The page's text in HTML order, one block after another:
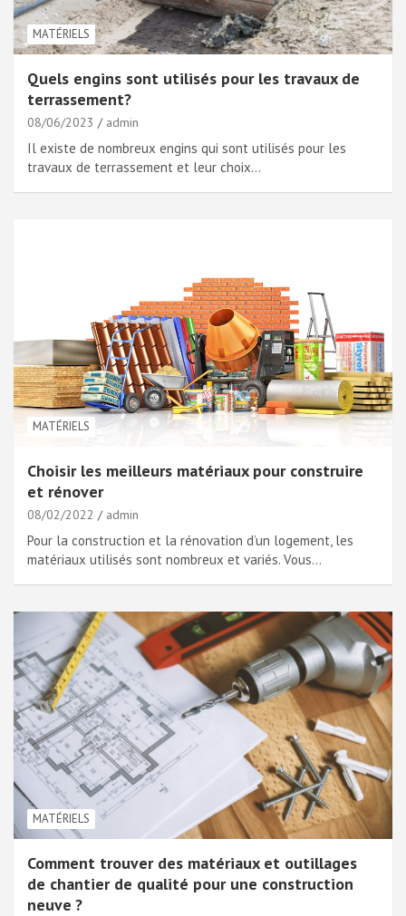
MATÉRIELS
Quels engins sont utilisés pour les travaux de
terrassement?
08/06/2023 admin
Il existe de nombreux engins qui sont utilisés pour les
travaux de terrassement et leur choix…
MATÉRIELS
Choisir les meilleurs matériaux pour construire
et rénover
08/02/2022 admin
Pour la construction et la rénovation d’un logement, les
matériaux utilisés sont nombreux et variés. Vous…
MATÉRIELS
Comment trouver des matériaux et outillages
de chantier de qualité pour une construction
neuve ?